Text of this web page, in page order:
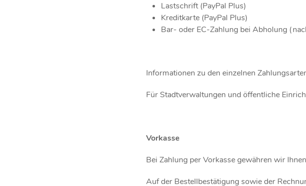
Lastschrift (PayPal Plus)
Kreditkarte (PayPal Plus)
Bar- oder EC-Zahlung bei Abholung
Informationen zu den einzelnen
Für Stadtverwaltungen und öffentliche
Vorkasse
Bei Zahlung per Vorkasse gewähren wir
Auf der Bestellbestätigung sowie der